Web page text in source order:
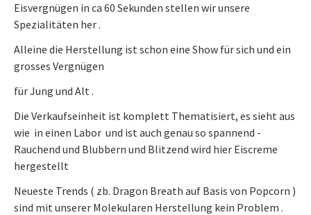
Eisvergnügen in ca 60 Sekunden stellen wir unsere
Spezialitäten her .
Alleine die Herstellung ist schon eine Show für sich und ein
grosses Vergnügen
für Jung und Alt .
Die Verkaufseinheit ist komplett Thematisiert, es sieht aus
wie in einen Labor und ist auch genau so spannend -
Rauchend und Blubbern und Blitzend wird hier Eiscreme
hergestellt
Neueste Trends ( zb. Dragon Breath auf Basis von Popcorn )
sind mit unserer Molekularen Herstellung kein Problem .